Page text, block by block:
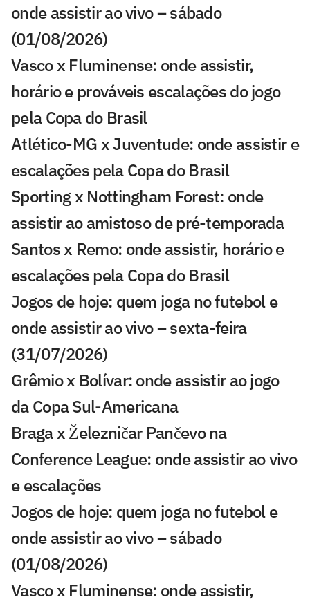
onde assistir ao vivo – sábado
(01/08/2026)
Vasco x Fluminense: onde assistir,
horário e prováveis escalações do jogo
pela Copa do Brasil
Atlético-MG x Juventude: onde assistir e
escalações pela Copa do Brasil
Sporting x Nottingham Forest: onde
assistir ao amistoso de pré-temporada
Santos x Remo: onde assistir, horário e
escalações pela Copa do Brasil
Jogos de hoje: quem joga no futebol e
onde assistir ao vivo – sexta-feira
(31/07/2026)
Grêmio x Bolívar: onde assistir ao jogo
da Copa Sul-Americana
Braga x Železničar Pančevo na
Conference League: onde assistir ao vivo
e escalações
Jogos de hoje: quem joga no futebol e
onde assistir ao vivo – sábado
(01/08/2026)
Vasco x Fluminense: onde assistir,